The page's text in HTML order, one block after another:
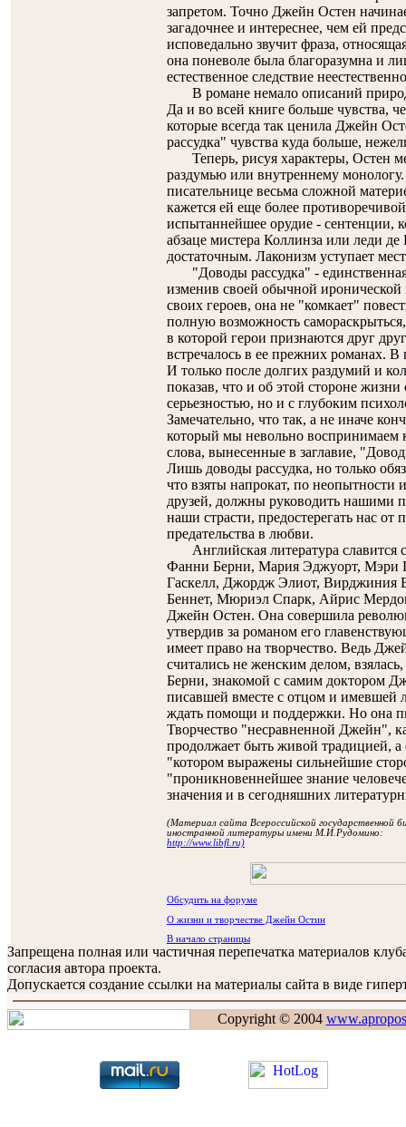
запретом. Точно Джейн Остен
загадочнее и интереснее, чем ей
исповедально звучит фраза,
она поневоле была благоразумна и
естественное следствие
В романе немало описаний
Да и во всей книге больше чувства,
которые всегда так ценила Джейн
рассудка" чувства куда больше,
Теперь, рисуя характеры, Остен
раздумью или внутреннему монологу.
писательнице весьма сложной
кажется ей еще более
испытаннейшее орудие - сентенции,
абзаце мистера Коллинза или леди де
достаточным. Лаконизм уступает
"Доводы рассудка" -
изменив своей обычной иронической
своих героев, она не "комкает"
полную возможность
в которой герои признаются друг
встречалось в ее прежних романах.
И только после долгих раздумий и
показав, что и об этой стороне
серьезностью, но и с глубоким
Замечательно, что так, а не иначе
который мы невольно воспринимаем
слова, вынесенные в заглавие,
Лишь доводы рассудка, но только
что взяты напрокат, по неопытности
друзей, должны руководить нашими
наши страсти, предостерегать нас от
предательства в любви.
Английская литература
Фанни Берни, Мария Эджуорт, Мэри
Гаскелл, Джордж Элиот, Вирджиния
Беннет, Мюриэл Спарк, Айрис
Джейн Остен. Она совершила
утвердив за романом его
имеет право на творчество. Ведь
считались не женским делом,
Берни, знакомой с самим доктором
писавшей вместе с отцом и имевшей
ждать помощи и поддержки. Но она
Творчество "несравненной Джейн",
продолжает быть живой традицией,
"котором выражены сильнейшие
"проникновеннейшее знание
значения и в сегодняшних
(Материал сайта Всероссийской государственной
иностранной литературы имени М.И.Рудомино:
http://www.libfl.ru)
Обсудить на форуме
О жизни и творчестве Джейн Остин
В начало страницы
Запрещена полная или частичная перепечатка материалов
согласия автора проекта.
Допускается создание ссылки на материалы сайта в виде
Copyright © 2004